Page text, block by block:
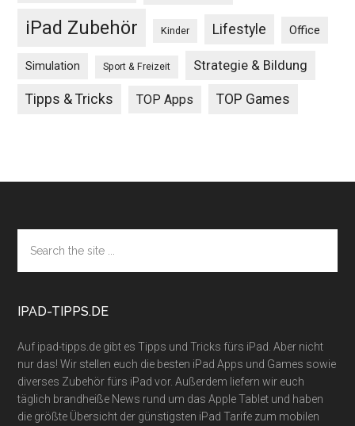
iPad Zubehör Kinder Lifestyle Office
Simulation Sport & Freizeit Strategie & Bildung
Tipps & Tricks TOP Apps TOP Games
Footer
the
site
IPAD-TIPPS.DE
Auf ipad-tipps.de gibt es Tipps und Tricks fürs iPad. Aber nicht
nur das! Wir stellen euch die besten iPad Apps und Games sowie
diverses Zubehör fürs iPad vor. Außerdem liefern wir euch
täglich brandheiße News rund um das Apple Tablet und haben
die größte Übersicht der günstigsten iPad Tarife zum mobilen